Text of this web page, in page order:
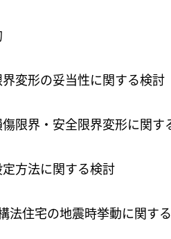
変形の妥当性に関する検討
限界・安全限界変形に関す
方法に関する検討
住宅の地震時挙動に関す